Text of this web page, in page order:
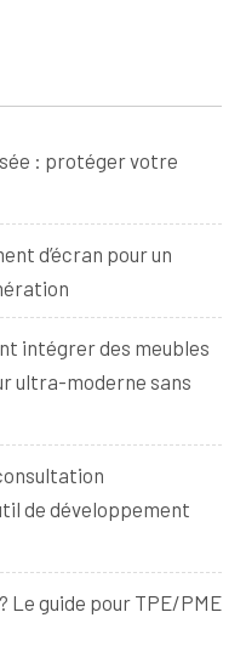
: protéger votre
d’écran pour un
intégrer des meubles
ultra-moderne sans
de développement
Le guide pour TPE/PME